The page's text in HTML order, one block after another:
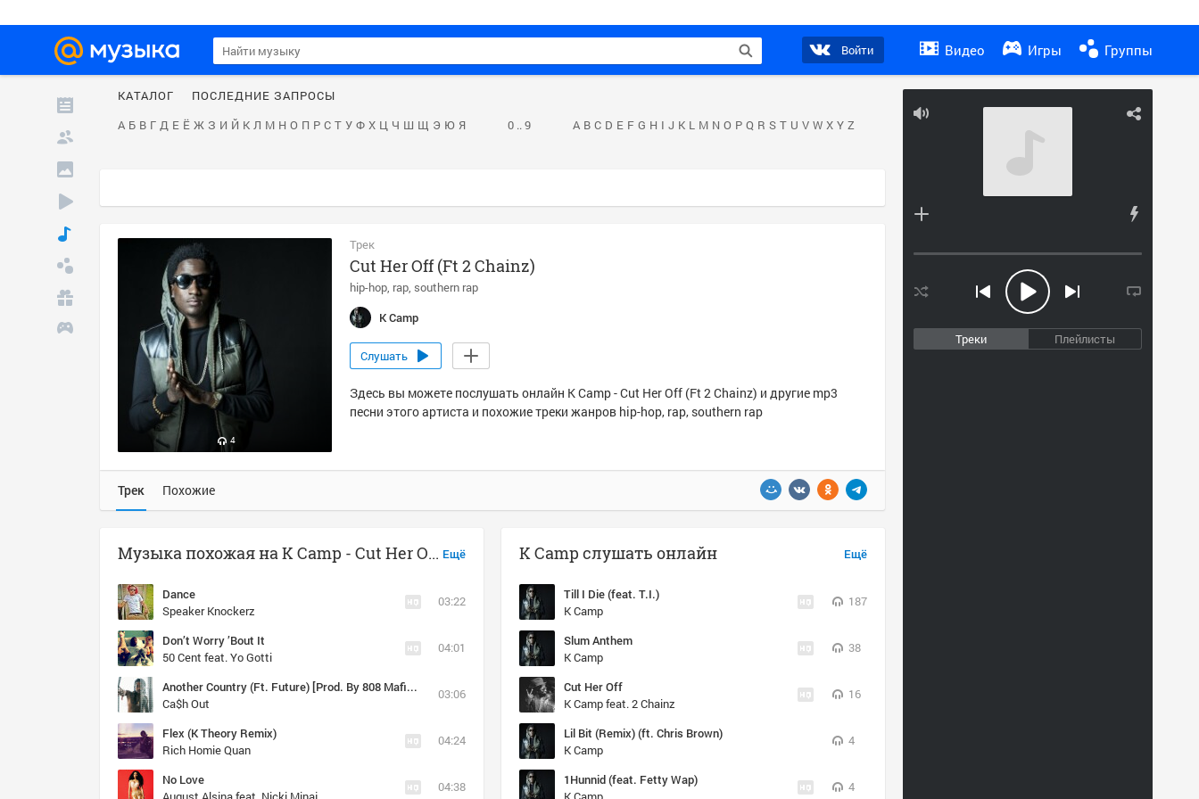
Войти Видео Игры Группы
Треки Плейлисты
КАТАЛОГ
ПОСЛЕДНИЕ ЗАПРОСЫ
А Б В Г Д Е Ё Ж З И Й К Л М Н О П Р С Т У Ф Х Ц Ч Ш Щ Э Ю Я 0 .. 9 A B C D E F G H I J K L M N O P Q R S T U V W X Y Z
4
Трек
Cut Her Off (Ft 2 Chainz)
hip-hop rap southern rap
K Camp
Слушать
Здесь вы можете послушать онлайн K Camp - Cut Her Off (Ft 2 Chainz) и другие mp3
песни этого артиста и похожие треки жанров hip-hop, rap, southern rap
Трек Похожие
Ещё
Музыка похожая на K Camp - Cut Her Off (Ft 2 Chainz)
Dance
Speaker Knockerz
03:22
Don’t Worry ’Bout It
50 Cent feat. Yo Gotti
04:01
Another Country (Ft. Future) [Prod. By 808 Mafia, Metro Boomin,]
Ca$h Out
03:06
Flex (K Theory Remix)
Rich Homie Quan
04:24
No Love
04:38
Ещё
K Camp слушать онлайн
Till I Die (feat. T.I.)
K Camp
187
Slum Anthem
K Camp
38
Cut Her Off
K Camp feat. 2 Chainz
16
Lil Bit (Remix) (ft. Chris Brown)
K Camp
4
1Hunnid (feat. Fetty Wap)
4